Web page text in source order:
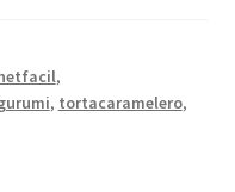
,
, tortacaramelero,